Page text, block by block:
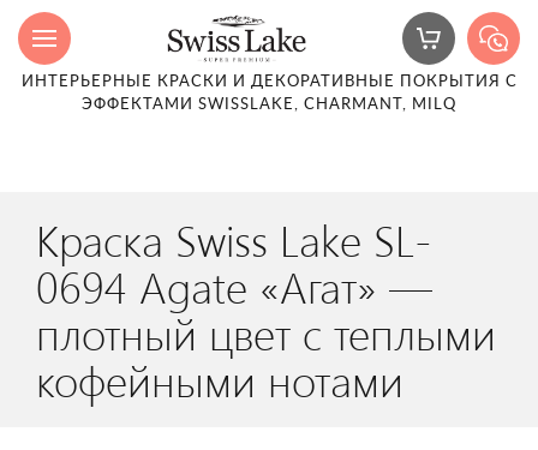
ИНТЕРЬЕРНЫЕ КРАСКИ И ДЕКОРАТИВНЫЕ ПОКРЫТИЯ С
ЭФФЕКТАМИ SWISSLAKE, CHARMANT, MILQ
Краска Swiss Lake SL-
0694 Agate «Агат» —
плотный цвет с теплыми
кофейными нотами